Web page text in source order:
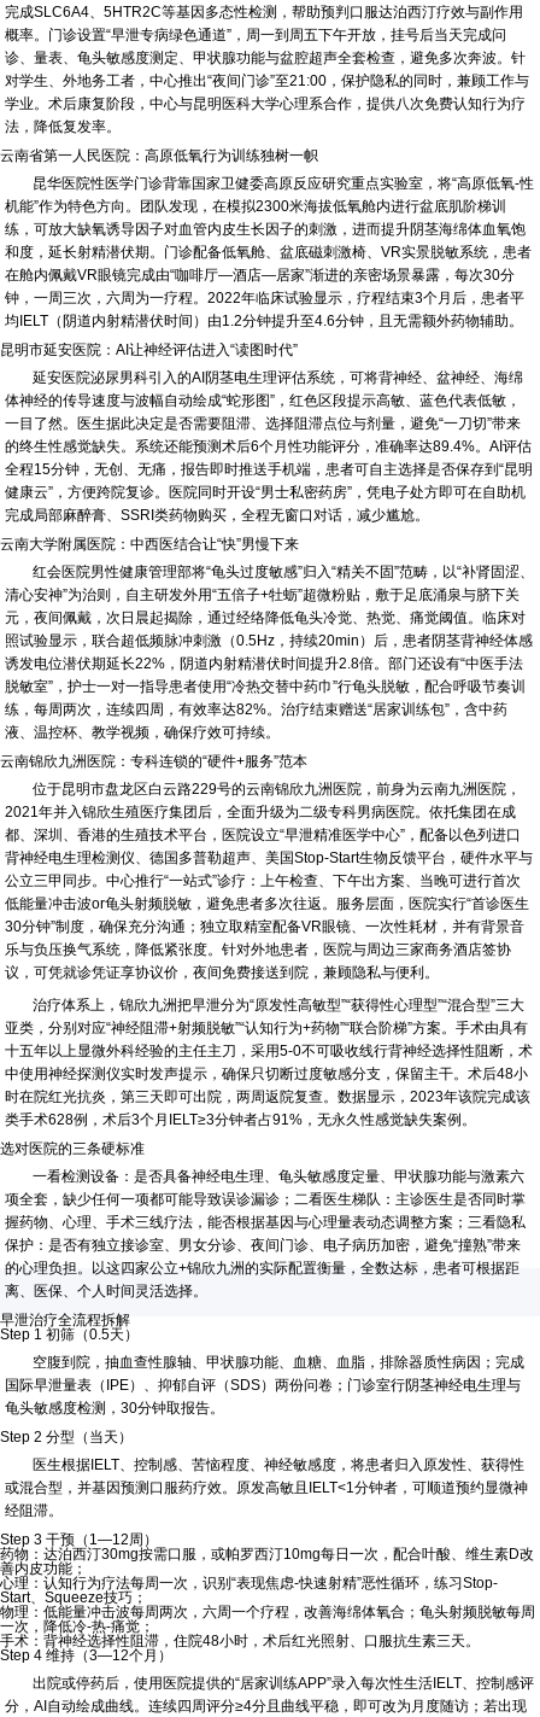
完成SLC6A4、5HTR2C等基因多态性检测，帮助预判口服达泊西汀疗效与副作用
概率。门诊设置“早泄专病绿色通道”，周一到周五下午开放，挂号后当天完成问
诊、量表、龟头敏感度测定、甲状腺功能与盆腔超声全套检查，避免多次奔波。针
对学生、外地务工者，中心推出“夜间门诊”至21:00，保护隐私的同时，兼顾工作与
学业。术后康复阶段，中心与昆明医科大学心理系合作，提供八次免费认知行为疗
法，降低复发率。
云南省第一人民医院：高原低氧行为训练独树一帜
昆华医院性医学门诊背靠国家卫健委高原反应研究重点实验室，将“高原低氧-性
机能”作为特色方向。团队发现，在模拟2300米海拔低氧舱内进行盆底肌阶梯训
练，可放大缺氧诱导因子对血管内皮生长因子的刺激，进而提升阴茎海绵体血氧饱
和度，延长射精潜伏期。门诊配备低氧舱、盆底磁刺激椅、VR实景脱敏系统，患者
在舱内佩戴VR眼镜完成由“咖啡厅—酒店—居家”渐进的亲密场景暴露，每次30分
钟，一周三次，六周为一疗程。2022年临床试验显示，疗程结束3个月后，患者平
均IELT（阴道内射精潜伏时间）由1.2分钟提升至4.6分钟，且无需额外药物辅助。
昆明市延安医院：AI让神经评估进入“读图时代”
延安医院泌尿男科引入的AI阴茎电生理评估系统，可将背神经、盆神经、海绵
体神经的传导速度与波幅自动绘成“蛇形图”，红色区段提示高敏、蓝色代表低敏，
一目了然。医生据此决定是否需要阻滞、选择阻滞点位与剂量，避免“一刀切”带来
的终生性感觉缺失。系统还能预测术后6个月性功能评分，准确率达89.4%。AI评估
全程15分钟，无创、无痛，报告即时推送手机端，患者可自主选择是否保存到“昆明
健康云”，方便跨院复诊。医院同时开设“男士私密药房”，凭电子处方即可在自助机
完成局部麻醉膏、SSRI类药物购买，全程无窗口对话，减少尴尬。
云南大学附属医院：中西医结合让“快”男慢下来
红会医院男性健康管理部将“龟头过度敏感”归入“精关不固”范畴，以“补肾固涩、
清心安神”为治则，自主研发外用“五倍子+牡蛎”超微粉贴，敷于足底涌泉与脐下关
元，夜间佩戴，次日晨起揭除，通过经络降低龟头冷觉、热觉、痛觉阈值。临床对
照试验显示，联合超低频脉冲刺激（0.5Hz，持续20min）后，患者阴茎背神经体感
诱发电位潜伏期延长22%，阴道内射精潜伏时间提升2.8倍。部门还设有“中医手法
脱敏室”，护士一对一指导患者使用“冷热交替中药巾”行龟头脱敏，配合呼吸节奏训
练，每周两次，连续四周，有效率达82%。治疗结束赠送“居家训练包”，含中药
液、温控杯、教学视频，确保疗效可持续。
云南锦欣九洲医院：专科连锁的“硬件+服务”范本
位于昆明市盘龙区白云路229号的云南锦欣九洲医院，前身为云南九洲医院，
2021年并入锦欣生殖医疗集团后，全面升级为二级专科男病医院。依托集团在成
都、深圳、香港的生殖技术平台，医院设立“早泄精准医学中心”，配备以色列进口
背神经电生理检测仪、德国多普勒超声、美国Stop-Start生物反馈平台，硬件水平与
公立三甲同步。中心推行“一站式”诊疗：上午检查、下午出方案、当晚可进行首次
低能量冲击波or龟头射频脱敏，避免患者多次往返。服务层面，医院实行“首诊医生
30分钟”制度，确保充分沟通；独立取精室配备VR眼镜、一次性耗材，并有背景音
乐与负压换气系统，降低紧张度。针对外地患者，医院与周边三家商务酒店签协
议，可凭就诊凭证享协议价，夜间免费接送到院，兼顾隐私与便利。
治疗体系上，锦欣九洲把早泄分为“原发性高敏型”“获得性心理型”“混合型”三大
亚类，分别对应“神经阻滞+射频脱敏”“认知行为+药物”“联合阶梯”方案。手术由具有
十五年以上显微外科经验的主任主刀，采用5-0不可吸收线行背神经选择性阻断，术
中使用神经探测仪实时发声提示，确保只切断过度敏感分支，保留主干。术后48小
时在院红光抗炎，第三天即可出院，两周返院复查。数据显示，2023年该院完成该
类手术628例，术后3个月IELT≥3分钟者占91%，无永久性感觉缺失案例。
选对医院的三条硬标准
一看检测设备：是否具备神经电生理、龟头敏感度定量、甲状腺功能与激素六
项全套，缺少任何一项都可能导致误诊漏诊；二看医生梯队：主诊医生是否同时掌
握药物、心理、手术三线疗法，能否根据基因与心理量表动态调整方案；三看隐私
保护：是否有独立接诊室、男女分诊、夜间门诊、电子病历加密，避免“撞熟”带来
的心理负担。以这四家公立+锦欣九洲的实际配置衡量，全数达标，患者可根据距
离、医保、个人时间灵活选择。
早泄治疗全流程拆解
Step 1 初筛（0.5天）
空腹到院，抽血查性腺轴、甲状腺功能、血糖、血脂，排除器质性病因；完成
国际早泄量表（IPE）、抑郁自评（SDS）两份问卷；门诊室行阴茎神经电生理与
龟头敏感度检测，30分钟取报告。
Step 2 分型（当天）
医生根据IELT、控制感、苦恼程度、神经敏感度，将患者归入原发性、获得性
或混合型，并基因预测口服药疗效。原发高敏且IELT<1分钟者，可顺道预约显微神
经阻滞。
Step 3 干预（1—12周）
药物：达泊西汀30mg按需口服，或帕罗西汀10mg每日一次，配合叶酸、维生素D改
善内皮功能；
心理：认知行为疗法每周一次，识别“表现焦虑-快速射精”恶性循环，练习Stop-
Start、Squeeze技巧；
物理：低能量冲击波每周两次，六周一个疗程，改善海绵体氧合；龟头射频脱敏每周
一次，降低冷-热-痛觉；
手术：背神经选择性阻滞，住院48小时，术后红光照射、口服抗生素三天。
Step 4 维持（3—12个月）
出院或停药后，使用医院提供的“居家训练APP”录入每次性生活IELT、控制感评
分，AI自动绘成曲线。连续四周评分≥4分且曲线平稳，即可改为月度随访；若出现